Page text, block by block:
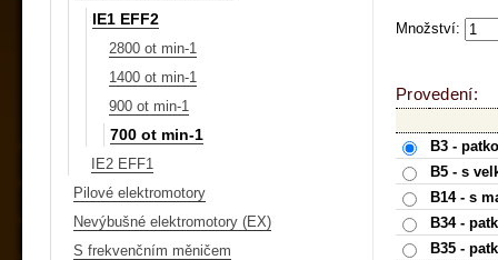
IE1 EFF2
2800 ot min-1
1400 ot min-1
900 ot min-1
700 ot min-1
IE2 EFF1
Pilové elektromotory
Nevýbušné elektromotory (EX)
S frekvenčním měničem
Množství:
Provedení:
B3 -
B5 - s
B14 - s
B34 -
B35 -